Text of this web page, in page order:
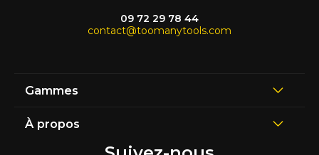
09 72 29 78 44
contact@toomanytools.com
Gammes
À propos